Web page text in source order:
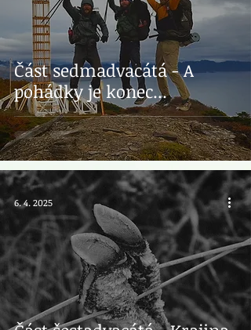
Část sedmadvacátá - A
pohádky je konec...
6. 4. 2025